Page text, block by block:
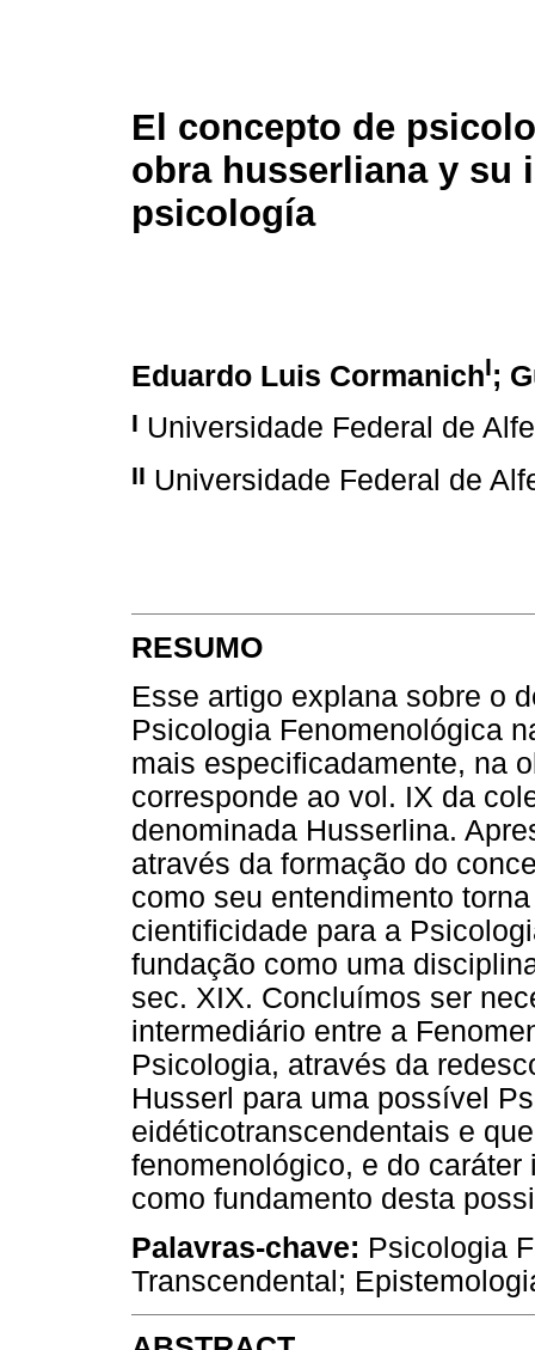
El concepto de
obra husserliana y su
psicología
Eduardo Luis CormanichI;
I Universidade Federal de
II Universidade Federal de
RESUMO
Esse artigo explana sobre o
Psicologia Fenomenológica
mais especificadamente, na
corresponde ao vol. IX da
denominada Husserlina.
através da formação do
como seu entendimento
cientificidade para a
fundação como uma
sec. XIX. Concluímos ser
intermediário entre a
Psicologia, através da
Husserl para uma possível
eidéticotranscendentais e
fenomenológico, e do
como fundamento desta
Palavras-chave: Psicologia
Transcendental;